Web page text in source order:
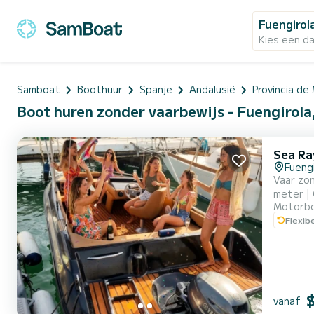
Kies een
Samboat Boothuur Spanje Andalusië Provincia de
Boot huren zonder vaarbewijs -
Sea
Vaar zonder
meter | Capaciteit: Tot 6 personen Brandstof inbegrepen! | Eenvoudig en snel reserveren SPECIALE AANBIEDING: BOEK NU EN
VERZEKER JE PLEK TARIEVEN (1 JUNI - 15
vanaf